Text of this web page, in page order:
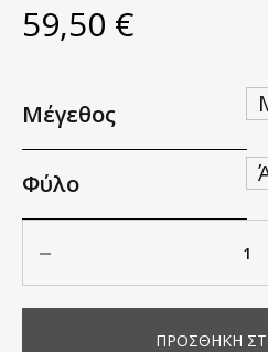
59,50 €
Μέγεθος
Φύλο
ΠΡΟΣΘΉΚΗ